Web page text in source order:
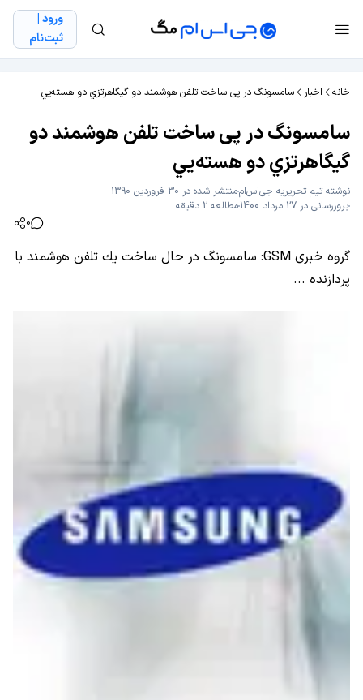
ورود |
ثبت‌نام
خانه اخبار سامسونگ در پی ساخت تلفن هوشمند دو گيگاهرتزي دو هسته‌يي
سامسونگ در پی ساخت تلفن هوشمند دو
گيگاهرتزي دو هسته‌يي
نوشته تیم تحریریه جی‌اس‌اممنتشر شده در 30 فروردین 1390
بروزرسانی در 27 مرداد 1400
مطالعه 2 دقیقه
0
گروه خبری GSM: سامسونگ در حال ساخت یك تلفن هوشمند با
پردازنده ...